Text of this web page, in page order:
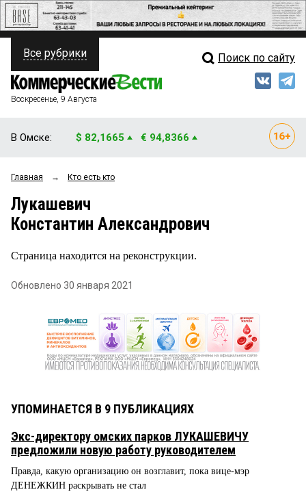
ПОЛИТИКА
ФИНАНСЫ
ОБЩЕСТВО
ЗАКОН
Свежий выпуск
Все рубрики Поиск по сайту
Воскресенье, 9 Августа
В Омске: $ 82,1665 € 94,8366
Главная → Кто есть кто
Лукашевич
Константин Александрович
Страница находится на реконструкции.
Обновлено 30 января 2021
УПОМИНАЕТСЯ В 9 ПУБЛИКАЦИЯХ
Экс-директору омских парков ЛУКАШЕВИЧУ
предложили новую работу руководителем
Правда, какую организацию он возглавит, пока вице-мэр
ДЕНЕЖКИН раскрывать не стал